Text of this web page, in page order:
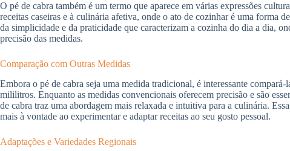
O pé de cabra também é um termo que aparece em várias expressões
receitas caseiras e à culinária afetiva, onde o ato de cozinhar é uma forma
da simplicidade e da praticidade que caracterizam a cozinha do dia a dia,
precisão das medidas.
Comparação com Outras Medidas
Embora o pé de cabra seja uma medida tradicional, é interessante
mililitros. Enquanto as medidas convencionais oferecem precisão e são
de cabra traz uma abordagem mais relaxada e intuitiva para a culinária.
mais à vontade ao experimentar e adaptar receitas ao seu gosto pessoal.
Adaptações e Variedades Regionais